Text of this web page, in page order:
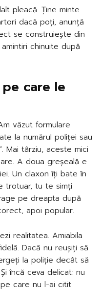
pleacă. Ține minte
dacă poți, anunță
se construiește din
chinuite după
care le
văzut formulare
la numărul poliței sau
Mai târziu, aceste mici
A doua greșeală e
Un claxon îți bate în
trotuar, tu te simți
pe dreapta după
apoi popular.
realitatea. Amiabila
Dacă nu reușiți să
la poliție decât să
încă ceva delicat: nu
care nu l-ai citit